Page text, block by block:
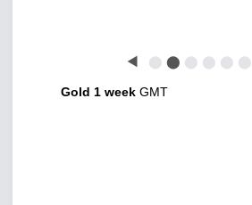
◀ ⬤ ⬤ ⬤ ⬤ ⬤ ⬤
Gold 1 week GMT